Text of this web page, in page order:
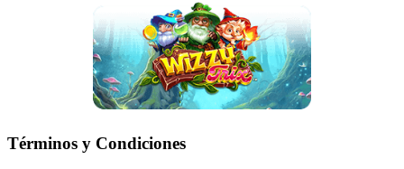
Términos y Condiciones